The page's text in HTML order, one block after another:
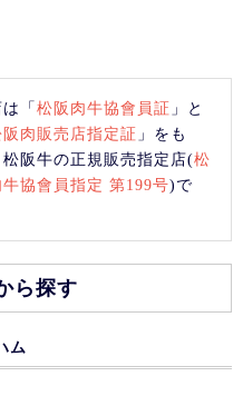
は「松阪肉牛協會員証 」と
阪肉販売店指定証 」をも
松阪牛の正規販売指定店(松
牛協會員指定 第199号)で
ら探す
ム